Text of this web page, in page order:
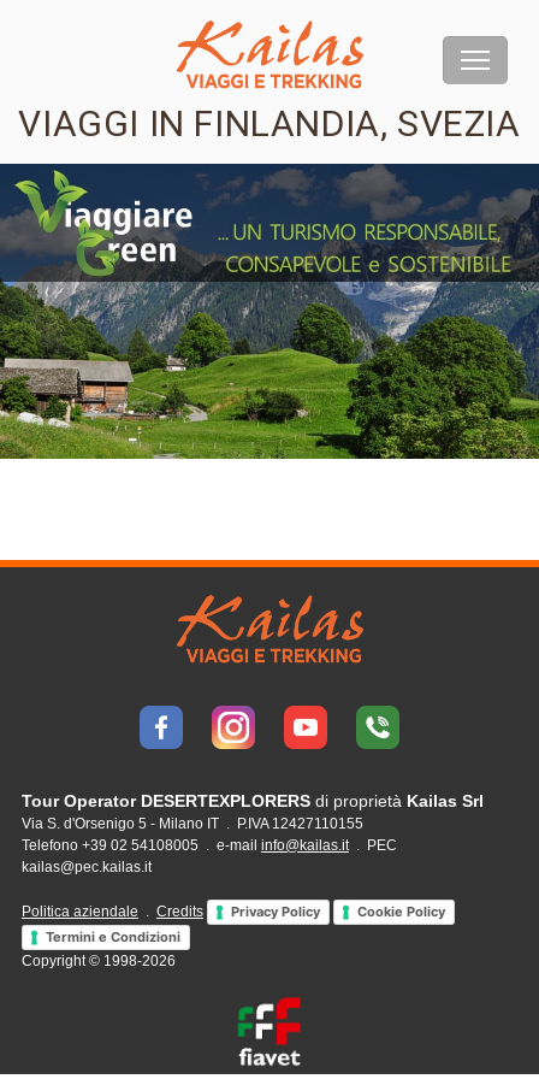
VIAGGI IN FINLANDIA, SVEZIA
Tour Operator DESERTEXPLORERSdi proprietà Kailas Srl
Via S. d'Orsenigo 5 - Milano IT . P.IVA 12427110155
Telefono +39 02 54108005 . e-mail info@kailas.it. PEC
kailas@pec.kailas.it
Politica aziendale Credits Privacy Policy
Cookie Policy
Termini e Condizioni
Copyright © 1998-2026